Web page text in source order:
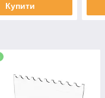
Купити